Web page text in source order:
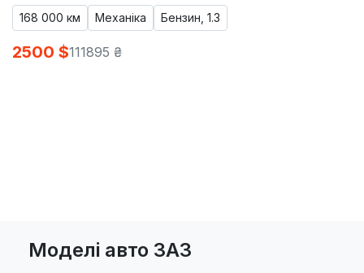
168 000 км Механіка Бензин, 1.3
2500 $111895 ₴
Моделі авто ЗАЗ